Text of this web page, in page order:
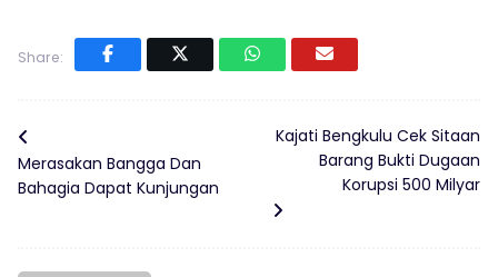
Share:
Merasakan Bangga Dan
Bahagia Dapat Kunjungan
Kajati Bengkulu Cek Sitaan
Barang Bukti Dugaan
Korupsi 500 Milyar